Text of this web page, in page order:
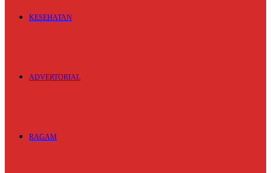
KESEHATAN
ADVERTORIAL
RAGAM